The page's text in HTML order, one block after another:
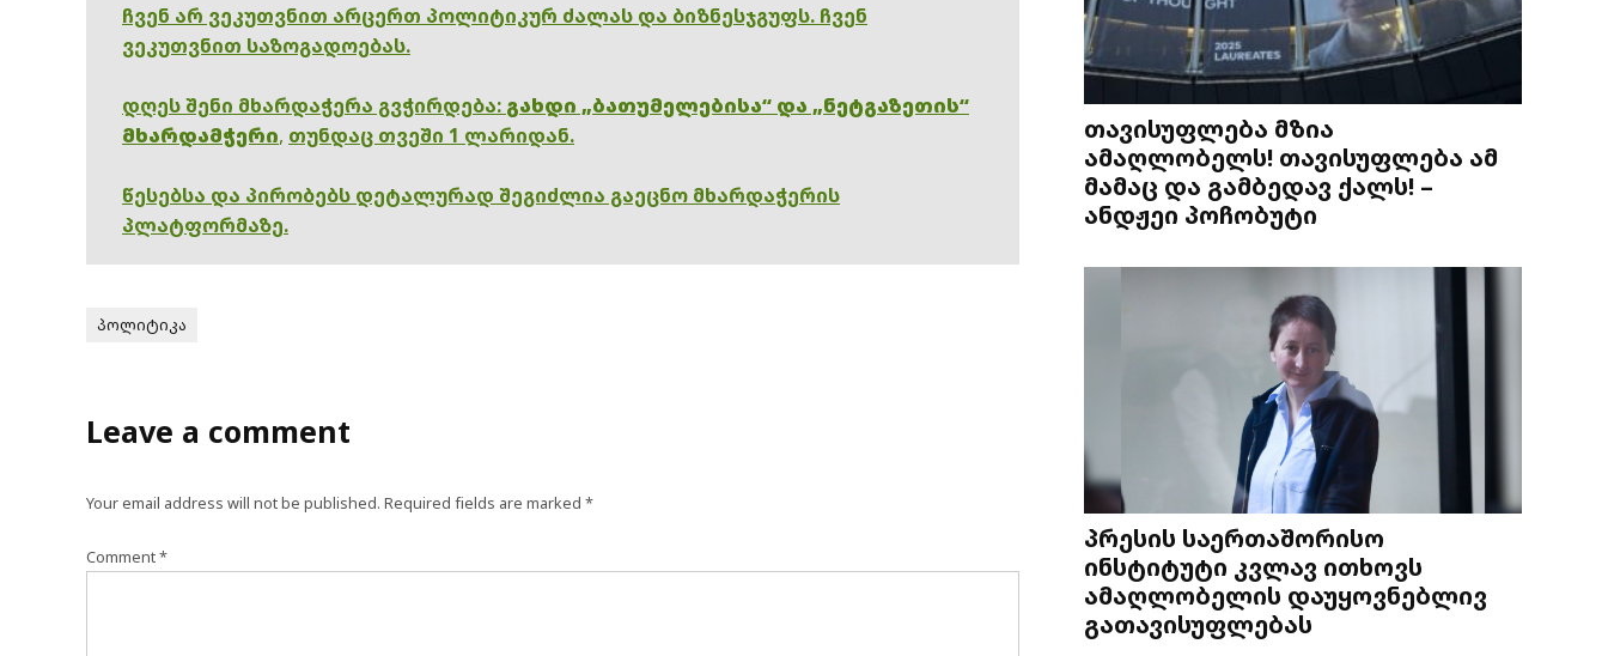
ჩვენ არ ვეკუთვნით არცერთ პოლიტიკურ ძალას და ბიზნესჯგუფს. ჩვენ
ვეკუთვნით საზოგადოებას.
დღეს შენი მხარდაჭერა გვჭირდება: გახდი „ბათუმელებისა“ და „ნეტგაზეთის“
მხარდამჭერი, თუნდაც თვეში 1 ლარიდან.
წესებსა და პირობებს დეტალურად შეგიძლია გაეცნო მხარდაჭერის
პლატფორმაზე.
პოლიტიკა
Leave a comment
Your email address will not be published. Required fields are marked *
Comment*
თავისუფლება მზია
ამაღლობელს! თავისუფლება ამ
მამაც და გამბედავ ქალს! –
ანდჟეი პოჩობუტი
პრესის საერთაშორისო
ინსტიტუტი კვლავ ითხოვს
ამაღლობელის დაუყოვნებლივ
გათავისუფლებას